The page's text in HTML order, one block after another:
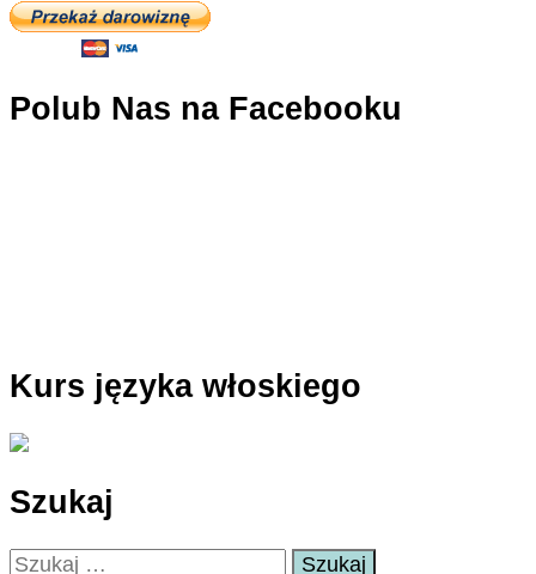
Polub Nas na Facebooku
Kurs języka włoskiego
Szukaj
Szukaj: